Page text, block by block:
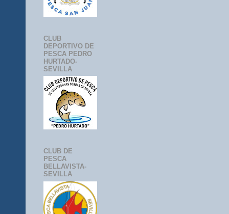
CLUB
DEPORTIVO DE
PESCA PEDRO
HURTADO-
SEVILLA
CLUB DE
PESCA
BELLAVISTA-
SEVILLA